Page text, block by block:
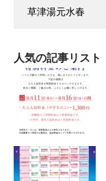
草津湯元水春
人気の記事リスト